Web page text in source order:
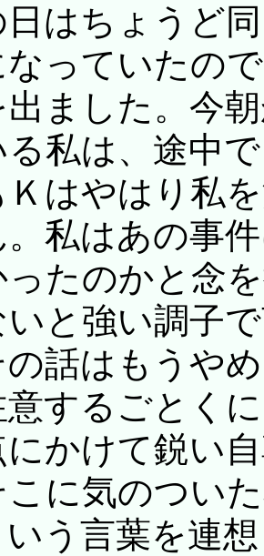
はちょうど
っていたの
出ました。今
る私は、途中
はやはり私
。私はあの事
ったのかと念
と強い調子
の話はもうや
するごとく
にかけて鋭い
に気のつい
う言葉を連